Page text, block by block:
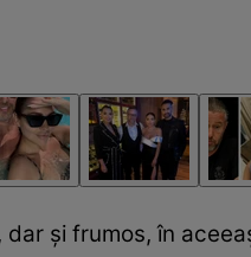
și frumos, în